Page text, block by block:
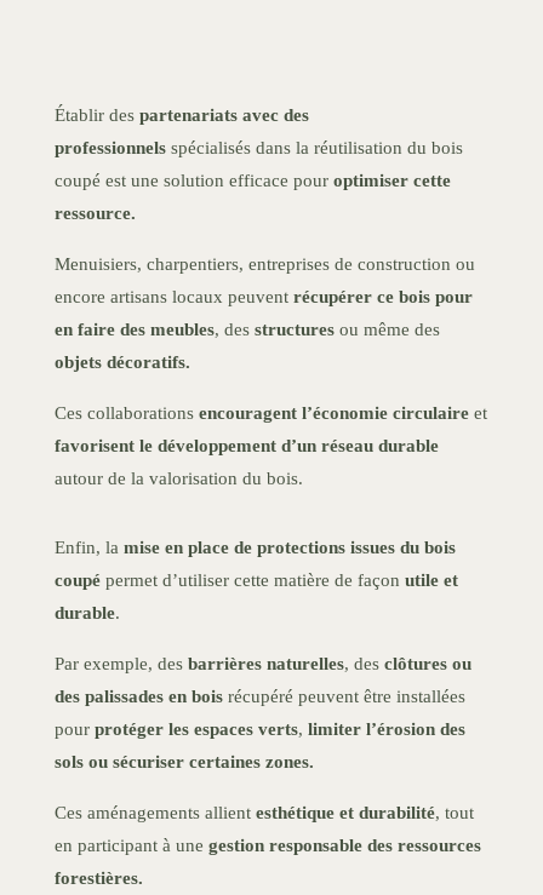
Établir des partenariats avec des
professionnelsspécialisés dans la réutilisation du bois
coupé est une solution efficace pour optimiser cette
ressource.
Menuisiers, charpentiers, entreprises de construction ou
encore artisans locaux peuventrécupérer ce bois pour
en faire des meubles, des structuresou même des
objets décoratifs.
Ces collaborations encouragent l’économie circulaireet
favorisent le développement d’un réseau durable
autour de la valorisation du bois.
Enfin, la mise en place de protections issues du bois
coupépermet d’utiliser cette matière de façon utile et
durable.
Par exemple, des barrières naturelles, des clôtures ou
des palissades en boisrécupéré peuvent être installées
pour protéger les espaces verts, limiter l’érosion des
sols ou sécuriser certaines zones.
Ces aménagements allient esthétique et durabilité, tout
en participant à une gestion responsable des ressources
forestières.